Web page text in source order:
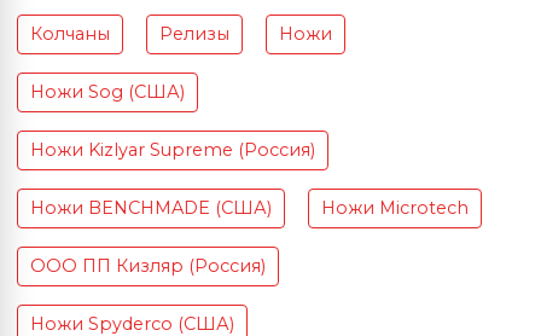
Колчаны Релизы Ножи
Ножи Sog (США)
Ножи Kizlyar Supreme (Россия)
Ножи BENCHMADE (США) Ножи Microtech
ООО ПП Кизляр (Россия)
Ножи Spyderco (США)